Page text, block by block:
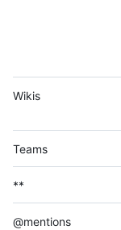
Wikis
Teams
**
@mentions